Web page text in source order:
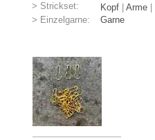
> Strickset: Kopf Arme
> Einzelgarne:
Garne